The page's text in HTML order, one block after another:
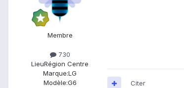
Membre
730
LieuRégion Centre
Marque:LG
Modèle:G6 Citer